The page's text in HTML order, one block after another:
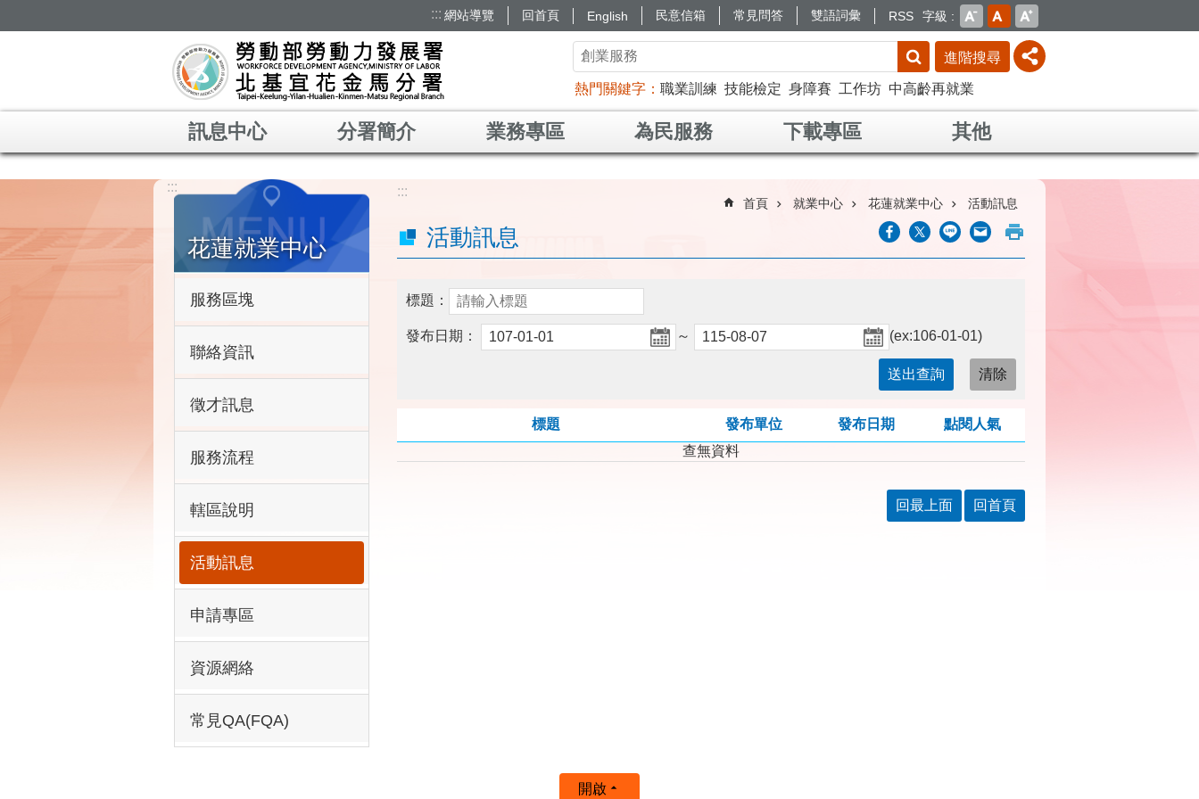
::: 網站導覽 回首頁 English 民意信箱 常見問答 雙語詞彙 RSS 字級
進階搜尋
熱門關鍵字 職業訓練 技能檢定 身障賽 工作坊 中高齡再就業
訊息中心 分署簡介 業務專區 為民服務 下載專區 其他
:::
花蓮就業中心
服務區塊
聯絡資訊
徵才訊息
服務流程
轄區說明
活動訊息
申請專區
資源網絡
常見QA(FQA)
:::
首頁 就業中心 花蓮就業中心 活動訊息
活動訊息
標題：
發布日期： ～ (ex:106-01-01)
標題 發布單位 發布日期
點閱人氣
查無資料
回最上面 回首頁
開啟